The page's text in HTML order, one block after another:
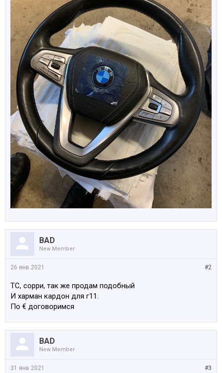
BAD
New Member
#2
26 янв 2021
ТС, сорри, так же продам подобный
И харман кардон для г11.
По € договоримся
BAD
New Member
#3
31 янв 2021